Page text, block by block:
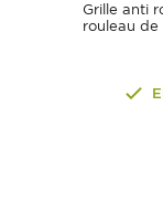
Grille anti
rouleau de